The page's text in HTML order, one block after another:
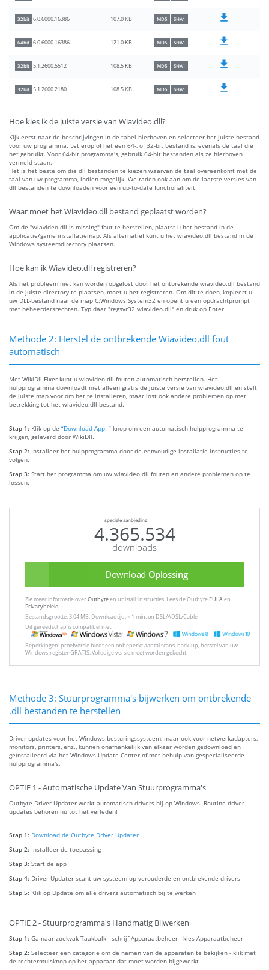
32bit 6.0.6000.16386 107.0 KB MD5 SHA1
64bit 6.0.6000.16386 121.0 KB MD5 SHA1
32bit 5.1.2600.5512 108.5 KB MD5 SHA1
32bit 5.1.2600.2180 108.5 KB MD5 SHA1
Hoe kies ik de juiste versie van Wiavideo.dll?
Kijk eerst naar de beschrijvingen in de tabel hierboven en selecteer het juiste bestand
voor uw programma. Let erop of het een 64-, of 32-bit bestand is, evenals de taal die
het gebruikt. Voor 64-bit programma's, gebruik 64-bit bestanden als ze hierboven
vermeld staan.
Het is het beste om die dll bestanden te kiezen waarvan de taal overeenkomt met de
taal van uw programma, indien mogelijk. We raden ook aan om de laatste versies van
dll bestanden te downloaden voor een up-to-date functionaliteit.
Waar moet het Wiavideo.dll bestand geplaatst worden?
Om de "wiavideo.dll is missing" fout te herstellen, plaatst u het bestand in de
applicatie/game installatiemap. Als alternatief kunt u het wiavideo.dll bestand in de
Windows systeemdirectory plaatsen.
Hoe kan ik Wiavideo.dll registreren?
Als het probleem niet kan worden opgelost door het ontbrekende wiavideo.dll bestand
in de juiste directory te plaatsen, moet u het registreren. Om dit te doen, kopieert u
uw DLL-bestand naar de map C:Windows:System32 en opent u een opdrachtprompt
met beheerdersrechten. Typ daar "regsvr32 wiavideo.dll" en druk op Enter.
Methode 2: Herstel de ontbrekende Wiavideo.dll fout
automatisch
Met WikiDll Fixer kunt u wiavideo.dll fouten automatisch herstellen. Het
hulpprogramma downloadt niet alleen gratis de juiste versie van wiavideo.dll en stelt
de juiste map voor om het te installeren, maar lost ook andere problemen op met
betrekking tot het wiavideo.dll bestand.
Stap 1: Klik op de “Download App. ” knop om een automatisch hulpprogramma te
krijgen, geleverd door WikiDll.
Stap 2: Installeer het hulpprogramma door de eenvoudige installatie-instructies te
volgen.
Stap 3: Start het programma om uw wiavideo.dll fouten en andere problemen op te
lossen.
speciale aanbieding
4.365.534
downloads
Download Oplossing
Zie meer informatie overOutbyteen unistall :instructies. Lees de Outbyte EULAen
Privacybeleid
Bestandsgrootte: 3.04 MB, Downloadtijd: < 1 min. on DSL/ADSL/Cable
Dit gereedschap is compatibel met:
Beperkingen: proefversie biedt een onbeperkt aantal scans, back-up, herstel van uw
Windows-register GRATIS. Volledige versie moet worden gekocht.
Methode 3: Stuurprogramma's bijwerken om ontbrekende
.dll bestanden te herstellen
Driver updates voor het Windows besturingssysteem, maar ook voor netwerkadapters,
monitors, printers, enz., kunnen onafhankelijk van elkaar worden gedownload en
geïnstalleerd via het Windows Update Center of met behulp van gespecialiseerde
hulpprogramma's.
OPTIE 1 - Automatische Update Van Stuurprogramma's
Outbyte Driver Updater werkt automatisch drivers bij op Windows. Routine driver
updates behoren nu tot het verleden!
Stap 1: Download de Outbyte Driver Updater
Stap 2: Installeer de toepassing
Stap 3: Start de app
Stap 4: Driver Updater scant uw systeem op verouderde en ontbrekende drivers
Stap 5: Klik op Update om alle drivers automatisch bij te werken
OPTIE 2 - Stuurprogramma's Handmatig Bijwerken
Stap 1: Ga naar zoekvak Taakbalk - schrijf Apparaatbeheer - kies Apparaatbeheer
Stap 2: Selecteer een categorie om de namen van de apparaten te bekijken - klik met
de rechtermuisknop op het apparaat dat moet worden bijgewerkt